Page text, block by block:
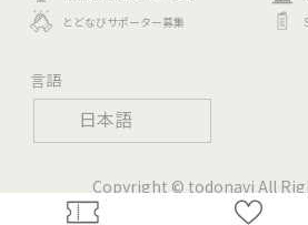
日本語
とどなびサポーター募集
言語
Copyright © todonavi All